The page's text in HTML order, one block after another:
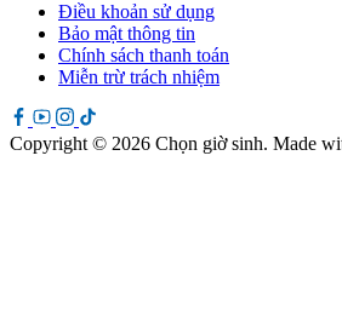
Điều khoản sử dụng
Bảo mật thông tin
Chính sách thanh toán
Miễn trừ trách nhiệm
Copyright © 2026 Chọn giờ sinh. Made